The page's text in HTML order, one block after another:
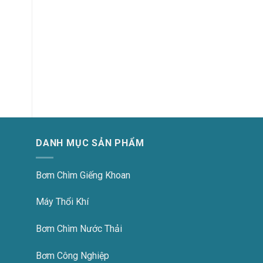
DANH MỤC SẢN PHẨM
Bơm Chìm Giếng Khoan
Máy Thổi Khí
Bơm Chìm Nước Thải
Bơm Công Nghiệp